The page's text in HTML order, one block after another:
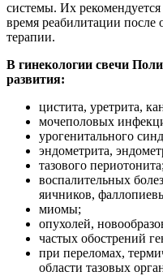
системы. Их
время реабилитации
терапии.
В гинекологии свечи
развития:
цистита, уретрита,
мочеполовых
урогенитального
эндометрита,
тазового периотонита;
воспалительных
яичников,
миомы;
опухолей,
частых обострений
при переломах,
области тазовых